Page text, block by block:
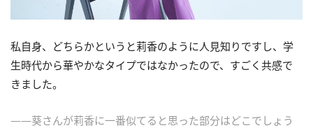
私自身、どちらかというと莉香のように人見知りですし、学
生時代から華やかなタイプではなかったので、すごく共感で
きました。
――葵さんが莉香に一番似てると思った部分はどこでしょう